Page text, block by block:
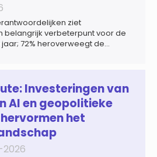
ziet
belangrijk verbeterpunt voor de
72% heroverweegt de
zelfstandige bedrijfsfunctie: bij
Investeringen van
AI en geopolitieke
het